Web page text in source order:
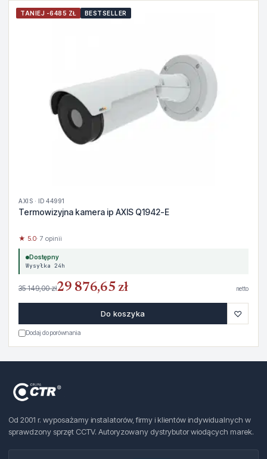
TANIEJ -6485 ZŁ BESTSELLER
AXIS · ID 44991
Termowizyjna kamera ip AXIS Q1942-E
★ 5.0· 7 opinii
Dostępny
Wysyłka 24h
35 149,00 zł29 876,65 zł netto
Do koszyka ♡
Dodaj do porównania
Od 2001 r. wyposażamy instalatorów, firmy i klientów indywidualnych w
sprawdzony sprzęt CCTV. Autoryzowany dystrybutor wiodących marek.